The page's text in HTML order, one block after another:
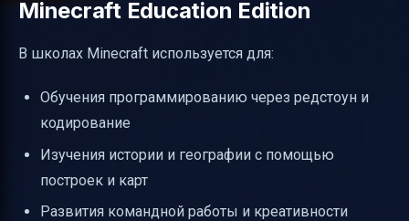
Minecraft Education Edition
В школах Minecraft используется для:
Обучения программированию через редстоун и
кодирование
Изучения истории и географии с помощью
построек и карт
Развития командной работы и креативности